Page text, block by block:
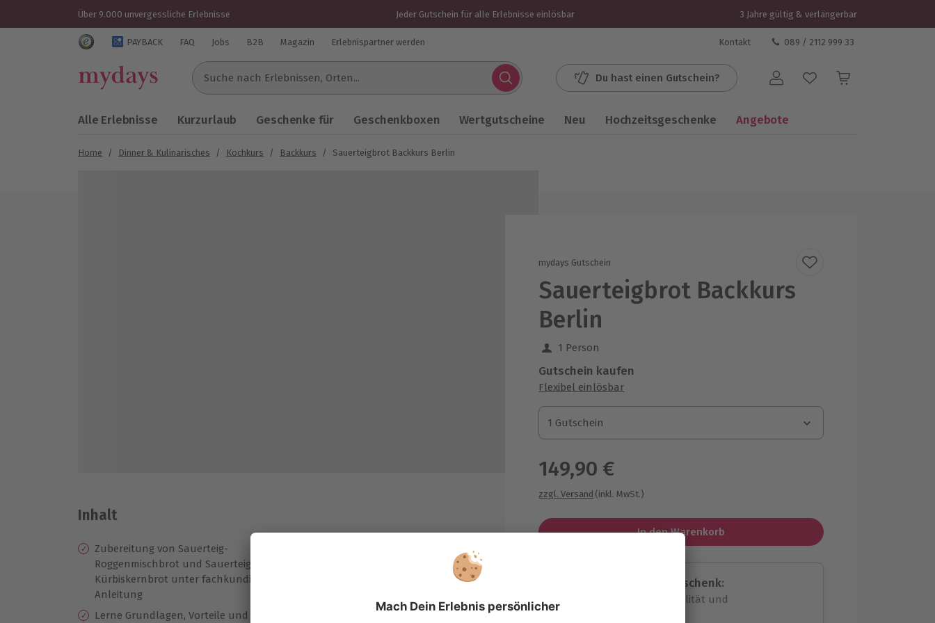
Über 9.000 unvergessliche Erlebnisse Jeder Gutschein für alle Erlebnisse einlösbar 3 Jahre gültig & verlängerbar
Trustedshops Bewertungen für mydays.de
PAYBACK FAQ Jobs B2B Magazin Erlebnispartner werden Kontakt 089 / 2112 999 33
Suche nach Erlebnissen...
Du hast einen Gutschein? Benutzerkonto
Alle Erlebnisse Kurzurlaub Geschenke für Geschenkboxen Wertgutscheine Neu Hochzeitsgeschenke Angebote
Home / Dinner & Kulinarisches / Kochkurs / Backkurs / Sauerteigbrot Backkurs Berlin
mydays Gutschein
Sauerteigbrot Backkurs
Berlin
1 Person
Gutschein kaufen
Flexibel einlösbar
1 Gutschein
1 Gutschein
1 Gutschein
149,90 €
zzgl. Versand (inkl. MwSt.)
In den Warenkorb
Immer das passende Geschenk:
Große Auswahl, volle Flexibilität und
maximale Sicherheit
Inhalt
Zubereitung von Sauerteig-
Roggenmischbrot und Sauerteig-
Kürbiskernbrot unter fachkundiger
Anleitung
Lerne Grundlagen, Vorteile und
Getränke (Sekt, Wasser, Apfelschorle)
inklusive herzhafter Vesperplatte)